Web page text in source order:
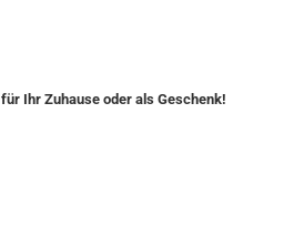
Ihr Zuhause oder als Geschenk!